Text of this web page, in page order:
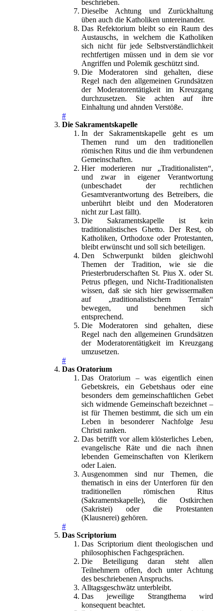
beschrieben.
Dieselbe Achtung und Zurückhaltung
üben auch die Katholiken untereinander.
Das Refektorium bleibt so ein Raum des
Austauschs, in welchem die Katholiken
sich nicht für jede Selbstverständlichkeit
rechtfertigen müssen und in dem sie vor
Angriffen und Polemik geschützt sind.
Die Moderatoren sind gehalten, diese
Regel nach den allgemeinen Grundsätzen
der Moderatorentätigkeit im Kreuzgang
durchzusetzen. Sie achten auf ihre
Einhaltung und ahnden Verstöße.
#
Die Sakramentskapelle
In der Sakramentskapelle geht es um
Themen rund um den traditionellen
römischen Ritus und die ihm verbundenen
Gemeinschaften.
Hier moderieren nur „Traditionalisten“,
und zwar in eigener Verantwortung
(unbeschadet der rechtlichen
Gesamtverantwortung des Betreibers, die
unberührt bleibt und den Moderatoren
nicht zur Last fällt).
Die Sakramentskapelle ist kein
traditionalistisches Ghetto. Der Rest, ob
Katholiken, Orthodoxe oder Protestanten,
bleibt erwünscht und soll sich beteiligen.
Den Schwerpunkt bilden gleichwohl
Themen der Tradition, wie sie die
Priesterbruderschaften St. Pius X. oder St.
Petrus pflegen, und Nicht-Traditionalisten
wissen, daß sie sich hier gewissermaßen
auf „traditionalistischem Terrain“
bewegen, und benehmen sich
entsprechend.
Die Moderatoren sind gehalten, diese
Regel nach den allgemeinen Grundsätzen
der Moderatorentätigkeit im Kreuzgang
umzusetzen.
#
Das Oratorium
Das Oratorium – was eigentlich einen
Gebetskreis, ein Gebetshaus oder eine
besonders dem gemeinschaftlichen Gebet
sich widmende Gemeinschaft bezeichnet –
ist für Themen bestimmt, die sich um ein
Leben in besonderer Nachfolge Jesu
Christi ranken.
Das betrifft vor allem klösterliches Leben,
evangelische Räte und die nach ihnen
lebenden Gemeinschaften von Klerikern
oder Laien.
Ausgenommen sind nur Themen, die
thematisch in eins der Unterforen für den
traditionellen römischen Ritus
(Sakramentskapelle), die Ostkirchen
(Sakristei) oder die Protestanten
(Klausnerei) gehören.
#
Das Scriptorium
Das Scriptorium dient theologischen und
philosophischen Fachgesprächen.
Die Beteiligung daran steht allen
Teilnehmern offen, doch unter Achtung
des beschriebenen Anspruchs.
Alltagsgeschwätz unterbleibt.
Das jeweilige Strangthema wird
konsequent beachtet.